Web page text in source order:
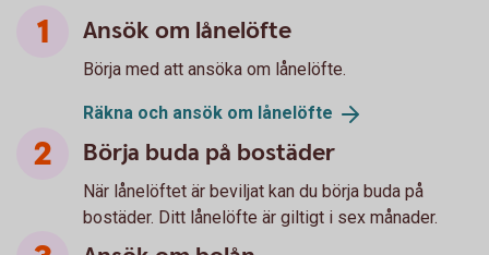
Ansök om lånelöfte
Börja med att ansöka om lånelöfte.
Räkna och ansök om lånelöfte
Börja buda på bostäder
När lånelöftet är beviljat kan du börja buda på
bostäder. Ditt lånelöfte är giltigt i sex månader.